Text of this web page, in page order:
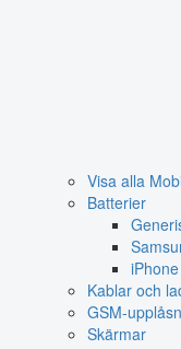
Visa alla
Batterier
iPhone
Kablar och
GSM-
Skärmar